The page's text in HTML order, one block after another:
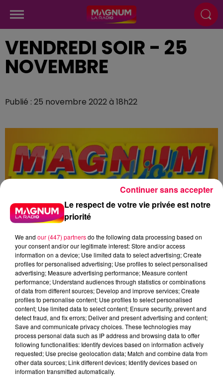
VENDREDI SOIR - 25
NOVEMBRE
Publié : 25 novembre 2022 à 18h22
Flash infos
Crédit :Flash infos
Le respect de votre vie privée est notre
priorité
We and our (447) partnersdo the following data processing based on
your consent and/or our legitimate interest: Store and/or access
information on a device; Use limited data to select advertising; Create
profiles for personalised advertising; Use profiles to select personalised
advertising; Measure advertising performance; Measure content
performance; Understand audiences through statistics or combinations
of data from different sources; Develop and improve services; Create
profiles to personalise content; Use profiles to select personalised
content; Use limited data to select content; Ensure security, prevent and
detect fraud, and fix errors; Deliver and present advertising and content;
Save and communicate privacy choices. These technologies may
process personal data such as IP address and browsing data to offer
following functionalities: Identify devices based on information actively
requested; Use precise geolocation data; Match and combine data from
other data sources; Link different devices; Identify devices based on
information transmitted automatically.
Continuer sans accepter